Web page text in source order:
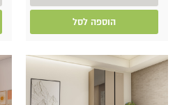
הוספה לסל